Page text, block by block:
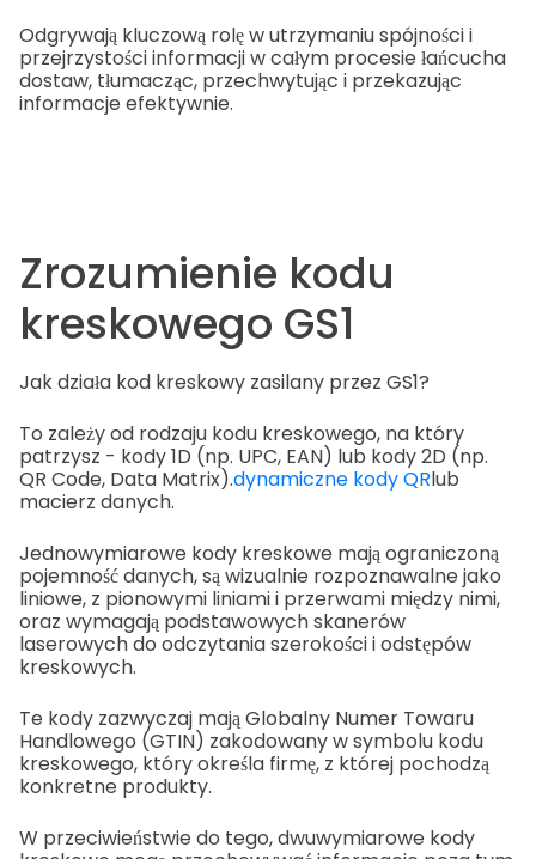
Odgrywają kluczową rolę w utrzymaniu spójności i
przejrzystości informacji w całym procesie łańcucha
dostaw, tłumacząc, przechwytując i przekazując
informacje efektywnie.
Zrozumienie kodu
kreskowego GS1
Jak działa kod kreskowy zasilany przez GS1?
To zależy od rodzaju kodu kreskowego, na który
patrzysz - kody 1D (np. UPC, EAN) lub kody 2D (np.
QR Code, Data Matrix).dynamiczne kody QRlub
macierz danych.
Jednowymiarowe kody kreskowe mają ograniczoną
pojemność danych, są wizualnie rozpoznawalne jako
liniowe, z pionowymi liniami i przerwami między nimi,
oraz wymagają podstawowych skanerów
laserowych do odczytania szerokości i odstępów
kreskowych.
Te kody zazwyczaj mają Globalny Numer Towaru
Handlowego (GTIN) zakodowany w symbolu kodu
kreskowego, który określa firmę, z której pochodzą
konkretne produkty.
W przeciwieństwie do tego, dwuwymiarowe kody